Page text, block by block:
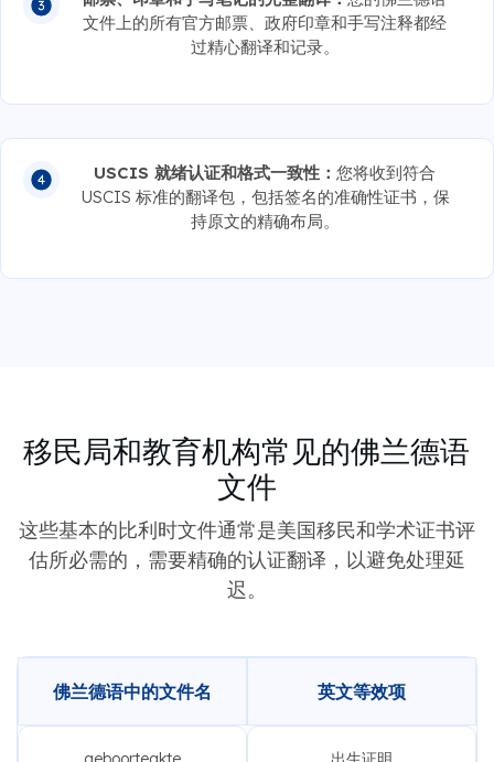
文件上的所有官方邮票、政府印章和手写注释都经
过精心翻译和记录。
USCIS 就绪认证和格式一致性：您将收到符合
USCIS 标准的翻译包，包括签名的准确性证书，保
持原文的精确布局。
移民局和教育机构常见的佛兰德语
文件
这些基本的比利时文件通常是美国移民和学术证书评
估所必需的，需要精确的认证翻译，以避免处理延
迟。
佛兰德语中的文件名 英文等效项